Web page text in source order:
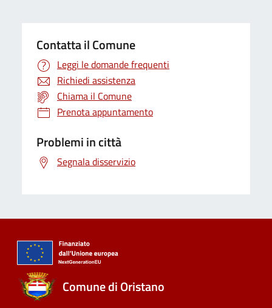
Contatta il Comune
Leggi le domande frequenti
Richiedi assistenza
Chiama il Comune
Prenota appuntamento
Problemi in città
Segnala disservizio
Comune di Oristano